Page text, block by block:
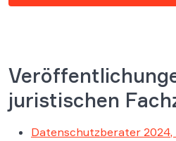
juristischen
Datenschutzberater 2024,